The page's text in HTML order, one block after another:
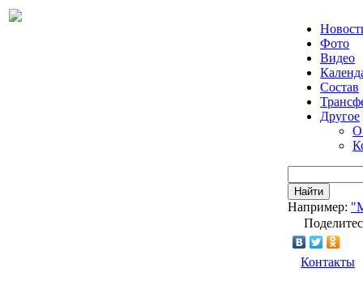
Фото
Видео
Состав
Другое
О
Найти
Например:
Контакты